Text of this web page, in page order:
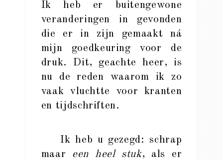
Ik heb er buitengewone
veranderingen in gevonden
die er in zijn gemaakt ná
mijn goedkeuring voor de
druk. Dit, geachte heer, is
nu de reden waarom ik zo
vaak vluchtte voor kranten
en tijdschriften.
Ik heb u gezegd: schrap
maar een heel stuk, als er